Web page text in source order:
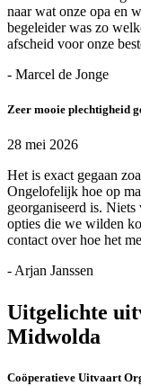
naar wat onze opa en
begeleider was zo
afscheid voor onze
- Marcel de Jonge
Zeer mooie plechtigheid
28 mei 2026
Het is exact gegaan
Ongelofelijk hoe op
georganiseerd is.
opties die we wilden
contact over hoe het
- Arjan Janssen
Uitgelichte
Midwolda
Coöperatieve Uitvaart